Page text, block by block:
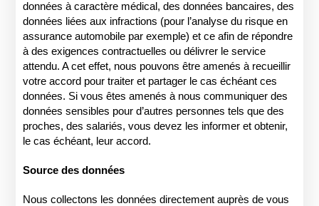
données à caractère médical, des données bancaires, des
données liées aux infractions (pour l’analyse du risque en
assurance automobile par exemple) et ce afin de répondre
à des exigences contractuelles ou délivrer le service
attendu. A cet effet, nous pouvons être amenés à recueillir
votre accord pour traiter et partager le cas échéant ces
données. Si vous êtes amenés à nous communiquer des
données sensibles pour d’autres personnes tels que des
proches, des salariés, vous devez les informer et obtenir,
le cas échéant, leur accord.
Source des données
Nous collectons les données directement auprès de vous